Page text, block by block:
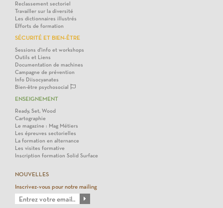
Reclassement sectoriel
Travailler sur la diversité
Les dictionnaires illustrés
Efforts de formation
SÉCURITÉ ET BIEN-ÊTRE
Sessions d'info et workshops
Outils et Liens
Documentation de machines
Campagne de prévention
Info Diisocyanates
Bien-être psychosocial
ENSEIGNEMENT
Ready, Set, Wood
Cartographie
Le magazine : Mag Métiers
Les épreuves sectorielles
La formation en alternance
Les visites formative
Inscription formation Solid Surface
NOUVELLES
Inscrivez-vous pour notre mailing